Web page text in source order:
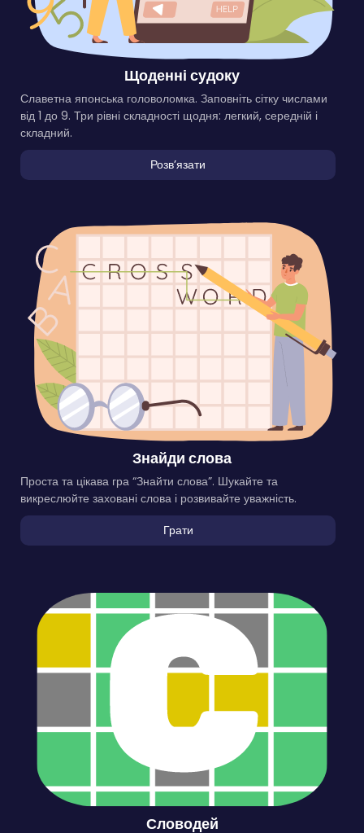
Щоденні судоку
Славетна японська головоломка. Заповніть сітку числами
від 1 до 9. Три рівні складності щодня: легкий, середній і
складний.
Розвʼязати
Знайди слова
Проста та цікава гра “Знайти слова”. Шукайте та
викреслюйте заховані слова і розвивайте уважність.
Грати
Словодей